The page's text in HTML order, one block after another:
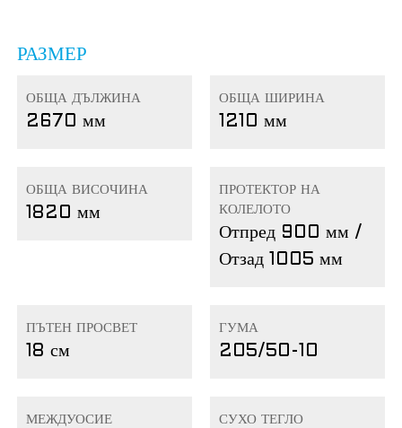
РАЗМЕР
ОБЩА ДЪЛЖИНА
2670 мм
ОБЩА ШИРИНА
1210 мм
ОБЩА ВИСОЧИНА
1820 мм
ПРОТЕКТОР НА
КОЛЕЛОТО
Отпред 900 мм /
Отзад 1005 мм
ПЪТЕН ПРОСВЕТ
18 см
ГУМА
205/50-10
МЕЖДУОСИЕ СУХО ТЕГЛО